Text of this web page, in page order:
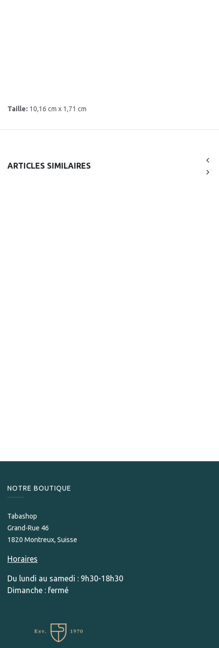
Taille: 10,16 cm x 1,71 cm
ARTICLES SIMILAIRES
NOTRE BOUTIQUE
Tabashop
Grand-Rue 46
1820 Montreux, Suisse
Horaires
Du lundi au samedi : 9h30-18h30
Dimanche : fermé